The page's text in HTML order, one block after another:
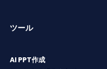
ツール
AI PPT作成